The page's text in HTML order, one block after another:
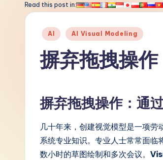
a
Read this post in:
Posted
AI AI Visual Modeling
摒弃拖拽操
摒弃拖拽操作：通
几十年来，创建视觉模型是一项
系统专业知识。专业人士常常面临
数小时的草图绘制和多次会议。